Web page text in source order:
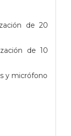
de 20
de 10
y micrófono